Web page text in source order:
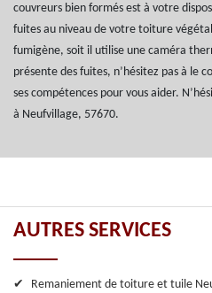
couvreurs bien formés est à votre
fuites au niveau de votre toiture
fumigène, soit il utilise une caméra
présente des fuites, n’hésitez pas à le
ses compétences pour vous aider.
à Neufvillage, 57670.
AUTRES SERVICES
Remaniement de toiture et tuile